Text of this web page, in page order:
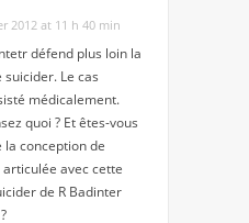
2012 at 11 h 40 min
défend plus loin la
Le cas
médicalement.
quoi ? Et êtes-vous
la conception de
articulée avec cette
de R Badinter